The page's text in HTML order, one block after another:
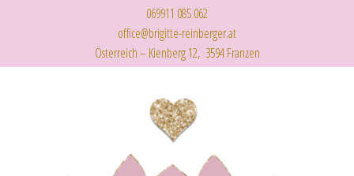
069911 085 062
office@brigitte-reinberger.at
Österreich – Kienberg 12, 3594 Franzen